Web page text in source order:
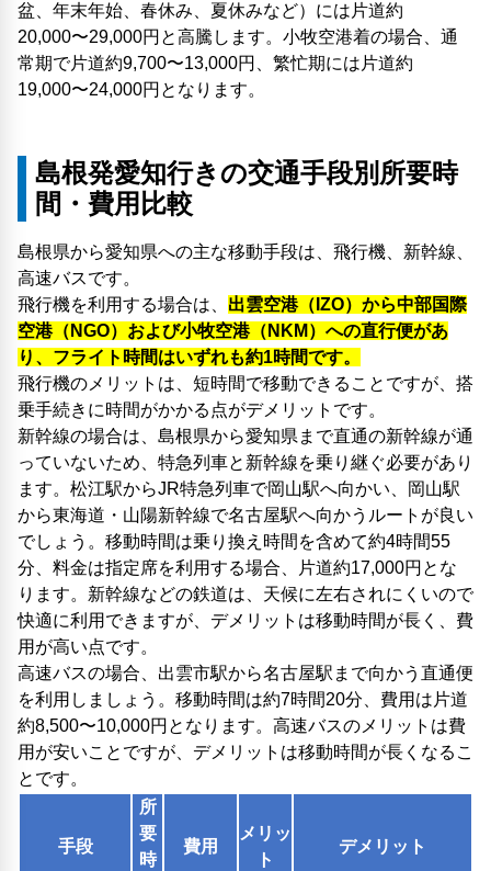
盆、年末年始、春休み、夏休みなど）には片道約
20,000〜29,000円と高騰します。小牧空港着の場合、通
常期で片道約9,700〜13,000円、繁忙期には片道約
19,000〜24,000円となります。
島根発愛知行きの交通手段別所要時
間・費用比較
島根県から愛知県への主な移動手段は、飛行機、新幹線、
高速バスです。
飛行機を利用する場合は、 出雲空港（IZO）から中部国際
空港（NGO）および小牧空港（NKM）への直行便があ
り、フライト時間はいずれも約1時間です。
飛行機のメリットは、短時間で移動できることですが、搭
乗手続きに時間がかかる点がデメリットです。
新幹線の場合は、島根県から愛知県まで直通の新幹線が通
っていないため、特急列車と新幹線を乗り継ぐ必要があり
ます。松江駅からJR特急列車で岡山駅へ向かい、岡山駅
から東海道・山陽新幹線で名古屋駅へ向かうルートが良い
でしょう。移動時間は乗り換え時間を含めて約4時間55
分、料金は指定席を利用する場合、片道約17,000円とな
ります。新幹線などの鉄道は、天候に左右されにくいので
快適に利用できますが、デメリットは移動時間が長く、費
用が高い点です。
高速バスの場合、出雲市駅から名古屋駅まで向かう直通便
を利用しましょう。移動時間は約7時間20分、費用は片道
約8,500〜10,000円となります。高速バスのメリットは費
用が安いことですが、デメリットは移動時間が長くなるこ
とです。
手段
所
要
時
費用
メリッ
ト
デメリット